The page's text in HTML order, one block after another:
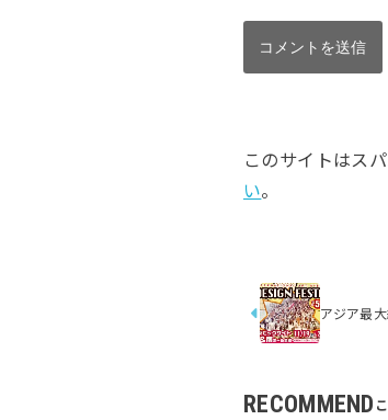
このサイトはス
い。
アジア最
RECOMMEND